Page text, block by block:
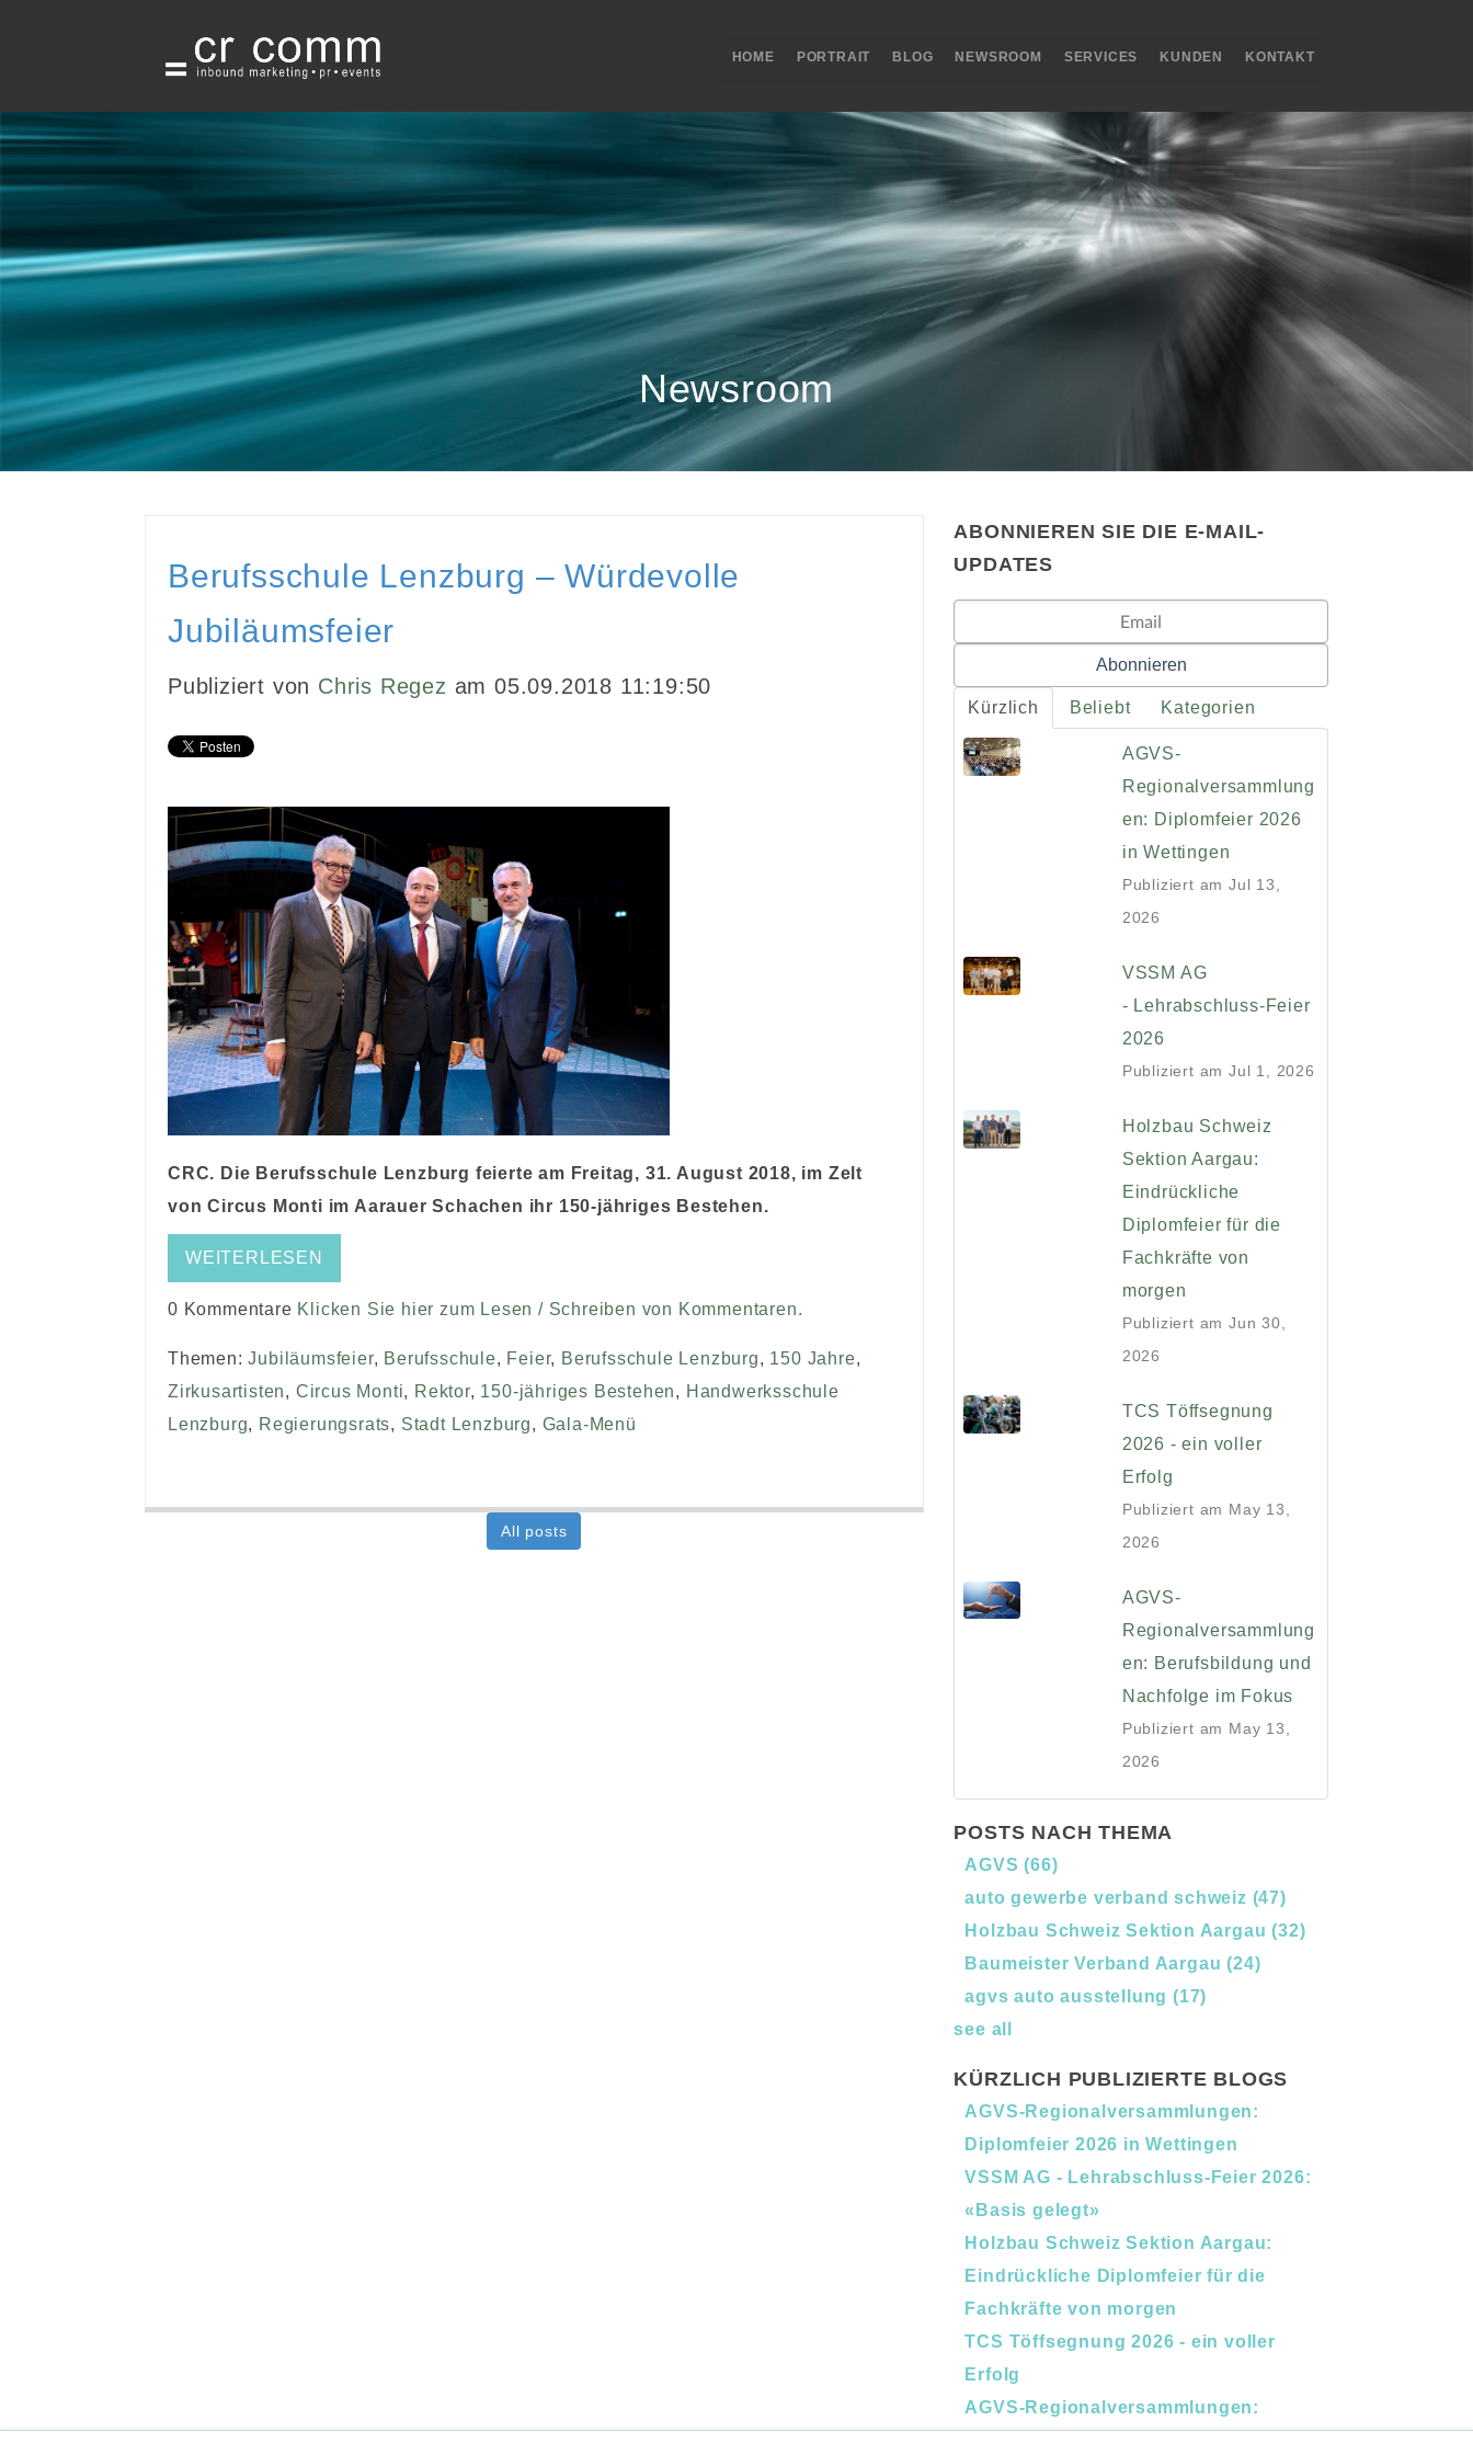
HOME PORTRAIT BLOG NEWSROOM SERVICES KUNDEN KONTAKT
Newsroom
Berufsschule Lenzburg – Würdevolle
Jubiläumsfeier
Publiziert von Chris Regez am 05.09.2018 11:19:50
CRC. Die Berufsschule Lenzburg feierte am Freitag, 31. August 2018, im Zelt
von Circus Monti im Aarauer Schachen ihr 150-jähriges Bestehen.
WEITERLESEN
0 Kommentare Klicken Sie hier zum Lesen / Schreiben von Kommentaren.
Themen:Jubiläumsfeier, Berufsschule, Feier, Berufsschule Lenzburg, 150 Jahre,
Zirkusartisten, Circus Monti, Rektor, 150-jähriges Bestehen, Handwerksschule
Lenzburg, Regierungsrats, Stadt Lenzburg, Gala-Menü
All posts
ABONNIEREN SIE DIE E-MAIL-
UPDATES
Kürzlich Beliebt Kategorien
AGVS-
Regionalversammlung
en: Diplomfeier 2026
in Wettingen
Publiziert am Jul 13,
2026
VSSM AG
- Lehrabschluss-Feier
2026
Publiziert am Jul 1, 2026
Holzbau Schweiz
Sektion Aargau:
Eindrückliche
Diplomfeier für die
Fachkräfte von
morgen
Publiziert am Jun 30,
2026
TCS Töffsegnung
2026 - ein voller
Erfolg
Publiziert am May 13,
2026
AGVS-
Regionalversammlung
en: Berufsbildung und
Nachfolge im Fokus
Publiziert am May 13,
2026
POSTS NACH THEMA
AGVS(66)
auto gewerbe verband schweiz (47)
Holzbau Schweiz Sektion Aargau(32)
Baumeister Verband Aargau(24)
agvs auto ausstellung(17)
see all
KÜRZLICH PUBLIZIERTE BLOGS
AGVS-Regionalversammlungen:
Diplomfeier 2026 in Wettingen
VSSM AG - Lehrabschluss-Feier 2026:
«Basis gelegt»
Holzbau Schweiz Sektion Aargau:
Eindrückliche Diplomfeier für die
Fachkräfte von morgen
TCS Töffsegnung 2026 - ein voller
Erfolg
AGVS-Regionalversammlungen: